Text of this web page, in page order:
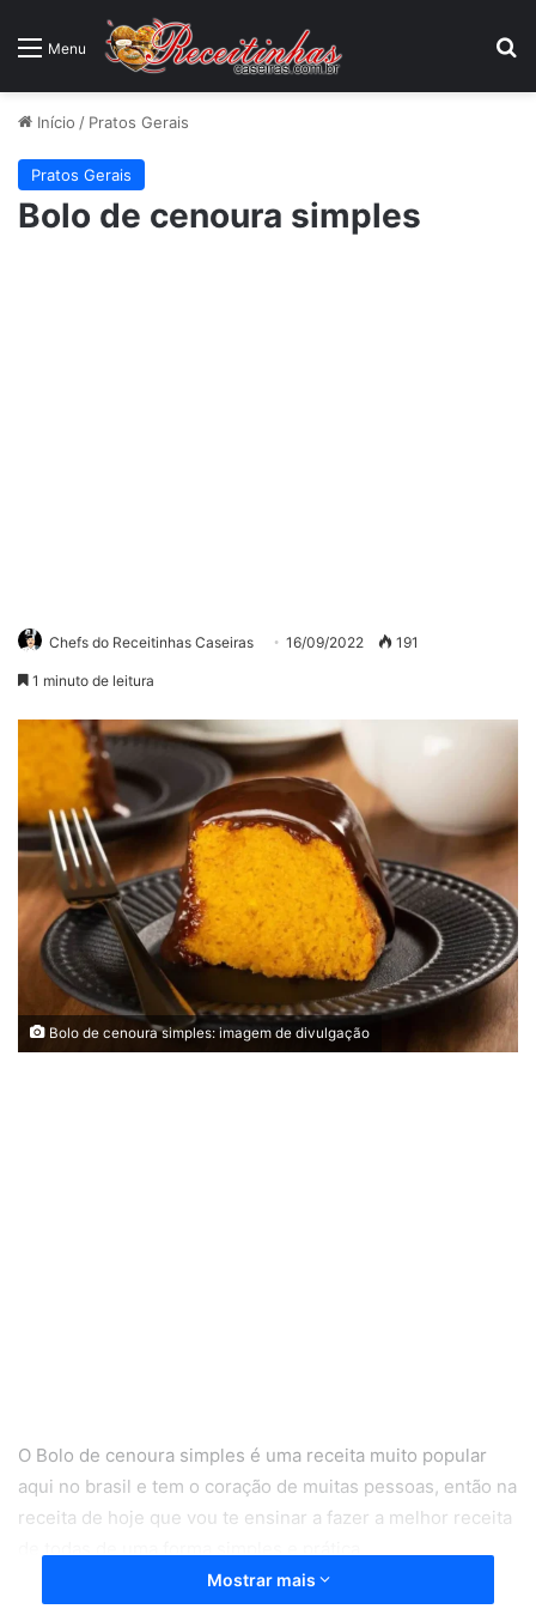
Menu
Início / Pratos Gerais
Pratos Gerais
Bolo de cenoura simples
Chefs do Receitinhas Caseiras 16/09/2022 191
1 minuto de leitura
Bolo de cenoura simples: imagem de divulgação
O Bolo de cenoura simples é uma receita muito popular
aqui no brasil e tem o coração de muitas pessoas, então na
receita de hoje que vou te ensinar a fazer a melhor receita
Mostrar mais